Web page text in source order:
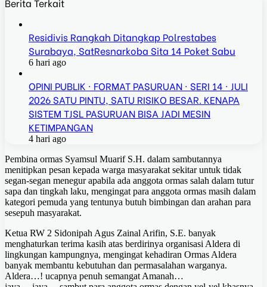
Berita Terkait
Residivis Rangkah Ditangkap Polrestabes
Surabaya, SatResnarkoba Sita 14 Poket Sabu
6 hari ago
OPINI PUBLIK · FORMAT PASURUAN · SERI 14 · JULI
2026 SATU PINTU, SATU RISIKO BESAR. KENAPA
SISTEM TJSL PASURUAN BISA JADI MESIN
KETIMPANGAN
4 hari ago
Pembina ormas Syamsul Muarif S.H. dalam sambutannya
menitipkan pesan kepada warga masyarakat sekitar untuk tidak
segan-segan menegur apabila ada anggota ormas salah dalam tutur
sapa dan tingkah laku, mengingat para anggota ormas masih dalam
kategori pemuda yang tentunya butuh bimbingan dan arahan para
sesepuh masyarakat.
Ketua RW 2 Sidonipah Agus Zainal Arifin, S.E. banyak
menghaturkan terima kasih atas berdirinya organisasi Aldera di
lingkungan kampungnya, mengingat kehadiran Ormas Aldera
banyak membantu kebutuhan dan permasalahan warganya.
Aldera…! ucapnya penuh semangat Amanah…